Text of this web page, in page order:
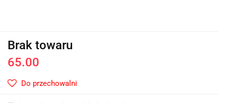
Brak towaru
65.00
Do przechowalni